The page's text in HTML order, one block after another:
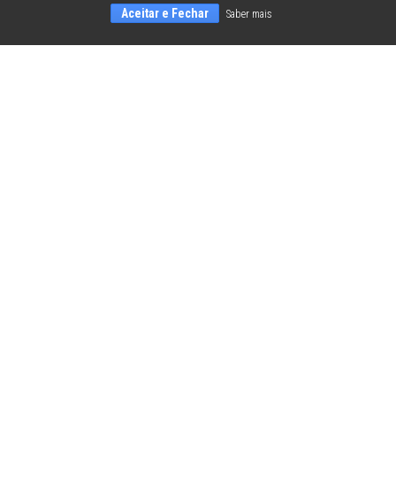
Aceitar e Fechar Saber mais